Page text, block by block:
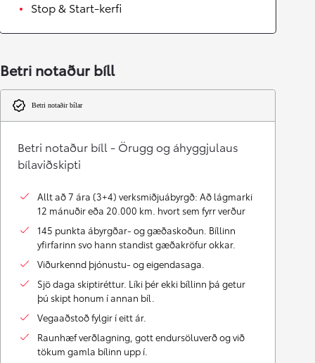
Stop & Start-kerfi
Betri notaður bíll
Betri notaðir bílar
Betri notaður bíll - Örugg og áhyggjulaus
bílaviðskipti
Allt að 7 ára (3+4) verksmiðjuábyrgð: Að lágmarki
12 mánuðir eða 20.000 km. hvort sem fyrr verður
145 punkta ábyrgðar- og gæðaskoðun. Bíllinn
yfirfarinn svo hann standist gæðakröfur okkar.
Viðurkennd þjónustu- og eigendasaga.
Sjö daga skiptiréttur. Líki þér ekki bíllinn þá getur
þú skipt honum í annan bíl.
Vegaaðstoð fylgir í eitt ár.
Raunhæf verðlagning, gott endursöluverð og við
tökum gamla bílinn upp í.